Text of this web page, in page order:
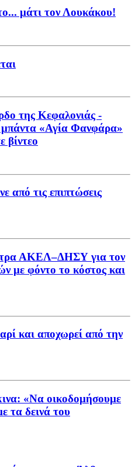
μάτι τον Λουκάκου!
της Κεφαλονιάς -
«Αγία Φανφάρα»
βίντεο
από τις επιπτώσεις
ΑΚΕΛ–ΔΗΣΥ για τον
με φόντο το κόστος και
και αποχωρεί από την
«Να οικοδομήσουμε
τα δεινά του